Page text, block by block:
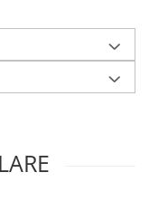
se pot scoate